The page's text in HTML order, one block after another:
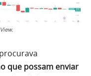
que possam enviar